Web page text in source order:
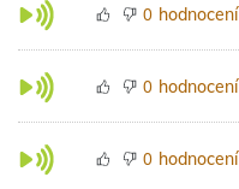
0 hodnocení
0 hodnocení
0 hodnocení